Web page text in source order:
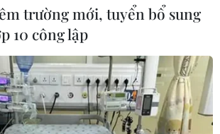
#Lệnh ngừng bắn
#Tổng động viên
trường mới, tuyển bổ sung
10 công lập